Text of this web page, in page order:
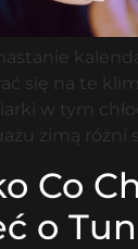
się na te
w tym
zimą różni
Co
o